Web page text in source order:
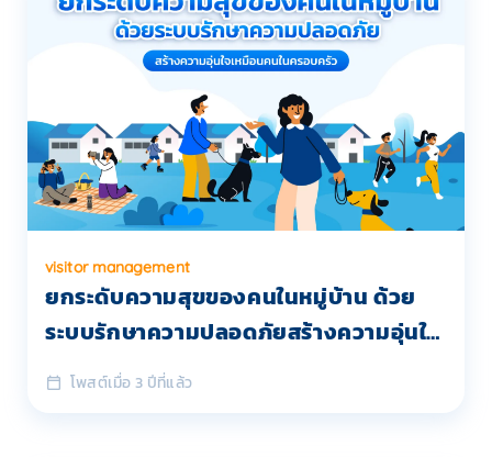
visitor management
ยกระดับความสุขของคนในหมู่บ้าน ด้วย
ระบบรักษาความปลอดภัยสร้างความอุ่นใจ
เหมือนคนในครอบครัว
โพสต์เมื่อ 3 ปีที่แล้ว